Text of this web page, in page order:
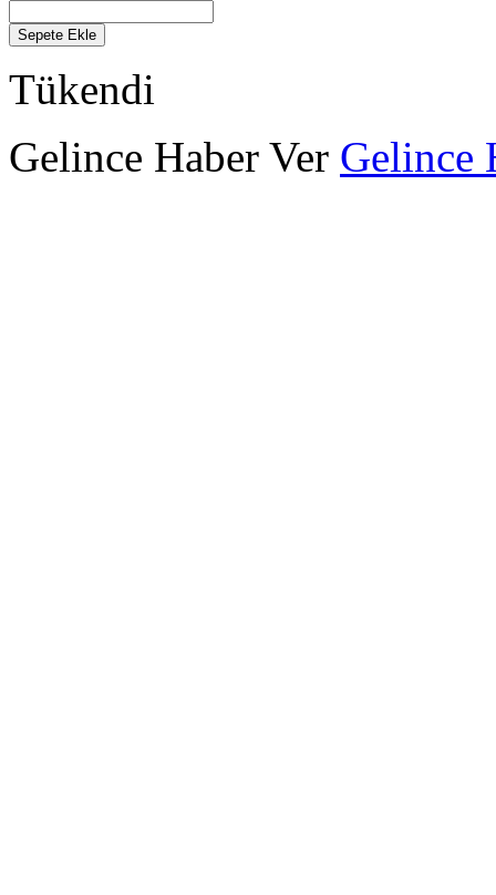
Sepete Ekle
Tükendi
Gelince Haber Ver Gelince